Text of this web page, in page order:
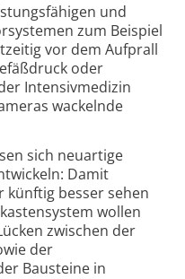
und
zum Beispiel
vor dem Aufprall
oder
Intensivmedizin
wackelnde
sich neuartige
Damit
künftig besser sehen
wollen
zwischen der
der
Bausteine in